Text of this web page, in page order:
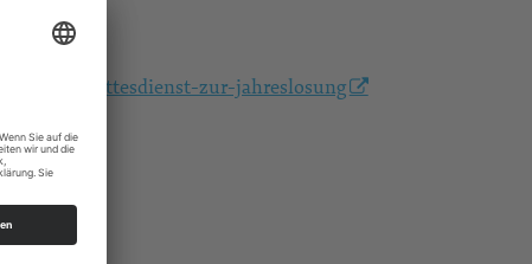
zur-jahreslosung